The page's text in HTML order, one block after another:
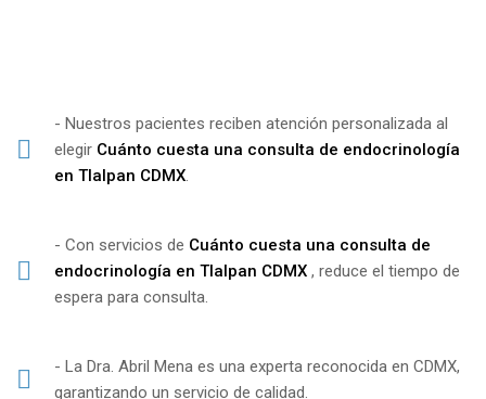
- Nuestros pacientes reciben atención personalizada al
elegir Cuánto cuesta una consulta de endocrinología
en Tlalpan CDMX.
- Con servicios de Cuánto cuesta una consulta de
endocrinología en Tlalpan CDMX , reduce el tiempo de
espera para consulta.
- La Dra. Abril Mena es una experta reconocida en CDMX,
garantizando un servicio de calidad.